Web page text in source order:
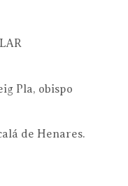
Pla, obispo
de Henares.